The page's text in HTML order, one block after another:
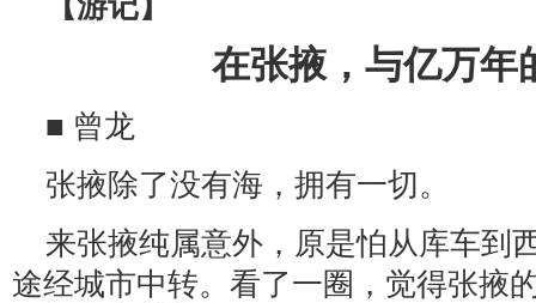
在张掖，与亿万年
■ 曾龙
张掖除了没有海，拥有一切。
来张掖纯属意外，原是怕从库车到
途经城市中转。看了一圈，觉得张掖